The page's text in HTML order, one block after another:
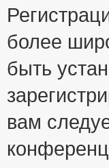
более
быть
вам